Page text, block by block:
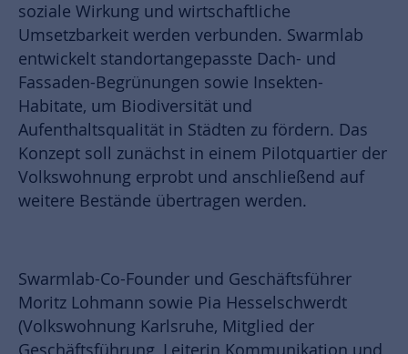
soziale Wirkung und wirtschaftliche
Umsetzbarkeit werden verbunden. Swarmlab
entwickelt standortangepasste Dach- und
Fassaden-Begrünungen sowie Insekten-
Habitate, um Biodiversität und
Aufenthaltsqualität in Städten zu fördern. Das
Konzept soll zunächst in einem Pilotquartier der
Volkswohnung erprobt und anschließend auf
weitere Bestände übertragen werden.
Swarmlab-Co-Founder und Geschäftsführer
Moritz Lohmann sowie Pia Hesselschwerdt
(Volkswohnung Karlsruhe, Mitglied der